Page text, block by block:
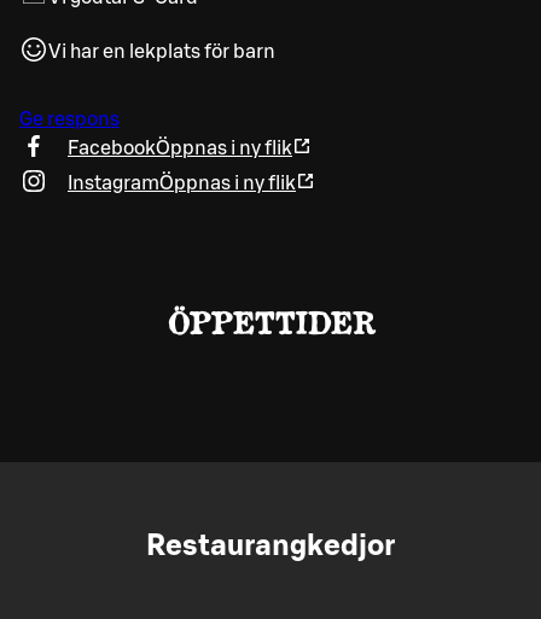
Vi har en lekplats för barn
Ge respons
FacebookÖppnas i ny flik
InstagramÖppnas i ny flik
ÖPPETTIDER
Restaurangkedjor